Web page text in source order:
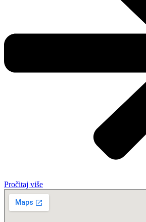
Pročitaj više